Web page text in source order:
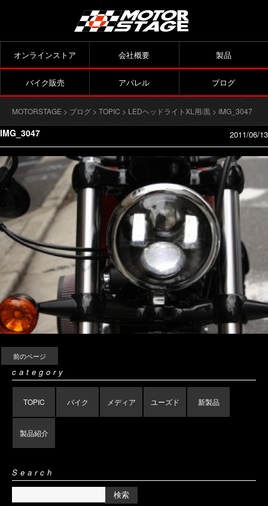
オンラインストア 会社概要 製品
バイク販売 アパレル ブログ
MOTORSTAGE > ブログ > TOPIC > LEDヘッドライトXL用/黒 > IMG_3047
IMG_3047 2011/06/13
前のページ
category
TOPIC バイク メディア ユーズド 新製品
製品紹介
Search